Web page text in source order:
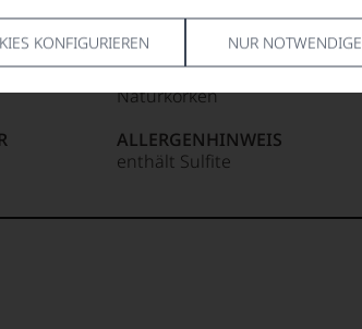
KONFIGURIEREN NUR NOTWENDIGE
VERSCHLUSS
Naturkorken
ALLERGENHINWEIS
enthält Sulfite